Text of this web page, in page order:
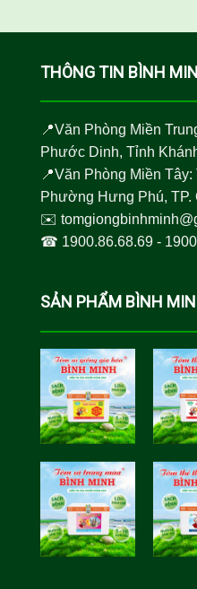
THÔNG TIN BÌNH
📍Văn Phòng Miền
Phước Dinh, Tỉnh
📍Văn Phòng Miền
Phường Hưng Phú, TP.
✉️
☎︎ 1900.86.68.69-
SẢN PHẨM BÌNH
Hóa Bình
Minh